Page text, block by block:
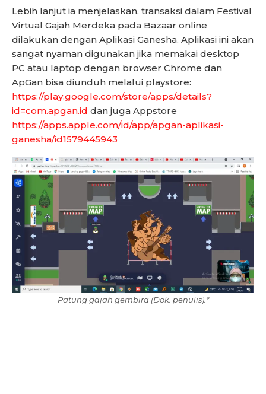
Lebih lanjut ia menjelaskan, transaksi dalam Festival
Virtual Gajah Merdeka pada Bazaar online
dilakukan dengan Aplikasi Ganesha. Aplikasi ini akan
sangat nyaman digunakan jika memakai desktop
PC atau laptop dengan browser Chrome dan
ApGan bisa diunduh melalui playstore:
https://play.google.com/store/apps/details?
id=com.apgan.id dan juga Appstore
https://apps.apple.com/id/app/apgan-aplikasi-
ganesha/id1579445943
Patung gajah gembira (Dok. penulis).*